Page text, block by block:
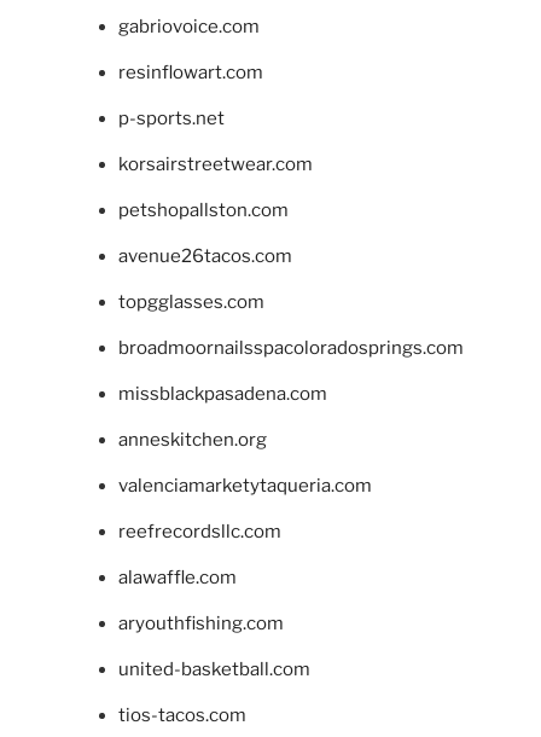
gabriovoice.com
resinflowart.com
p-sports.net
korsairstreetwear.com
petshopallston.com
avenue26tacos.com
topgglasses.com
broadmoornailsspacoloradosprings.com
missblackpasadena.com
anneskitchen.org
valenciamarketytaqueria.com
reefrecordsllc.com
alawaffle.com
aryouthfishing.com
united-basketball.com
tios-tacos.com